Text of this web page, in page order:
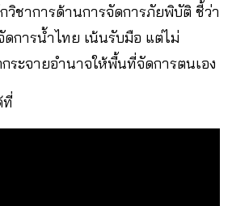
ชาการด้านการจัดการภัยพิบัติ ชี้ว่า
การน้ำไทย เน้นรับมือ แต่ไม่
ระจายอำนาจให้พื้นที่จัดการตนเอง
ที่